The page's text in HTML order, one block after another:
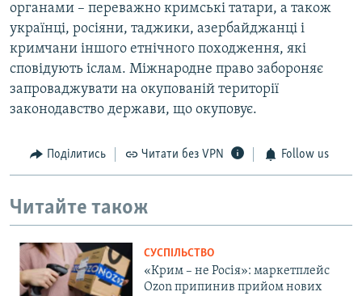
органами – переважно кримські татари, а також
українці, росіяни, таджики, азербайджанці і
кримчани іншого етнічного походження, які
сповідують іслам. Міжнародне право забороняє
запроваджувати на окупованій території
законодавство держави, що окуповує.
Поділитись Читати без VPN Follow us
Читайте також
СУСПІЛЬСТВО
«Крим – не Росія»: маркетплейс
Ozon припинив прийом нових